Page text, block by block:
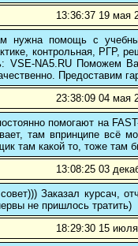
13:36:37 19 мая
нужна помощь с
контрольная, РГР,
VSE-NA5.RU Поможем
Предоставим
23:38:09 04 мая
помогают на
там впринципе всё
там какой то, тоже там
13:08:25 03
Заказал курсач,
не пришлось тратить)
18:29:30 15